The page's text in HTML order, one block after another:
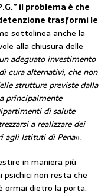
il problema è che
trasformi le
sottolinea anche la
alla chiusura delle
adeguato investimento
cura alternativi, che non
strutture previste dalla
principalmente
di salute
a realizzare dei
agli Istituti di Pena».
in maniera più
non resta che
ormai dietro la porta.